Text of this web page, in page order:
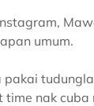
umum.
pakai
time nak cuba